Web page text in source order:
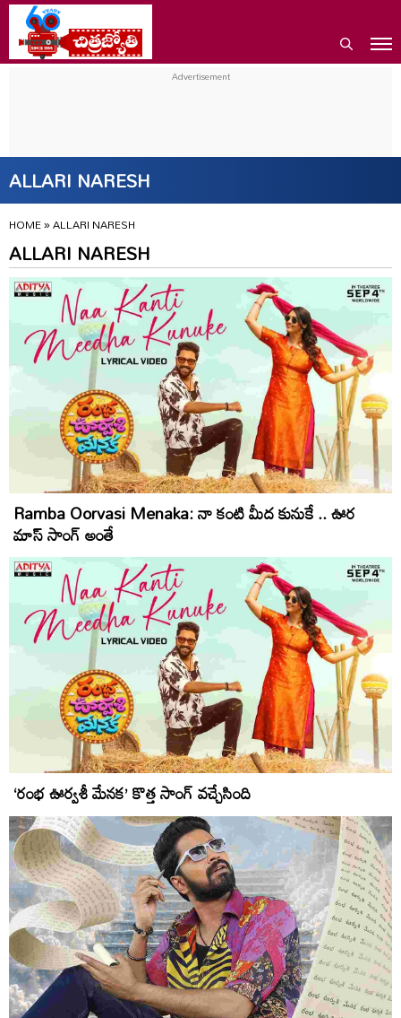
ALLARI NARESH
HOME»ALLARI NARESH
ALLARI NARESH
Ramba Oorvasi Menaka: నా కంటి మీద కునుకే .. ఊర
మాస్ సాంగ్ అంతే
‘రంభ ఊర్వశీ మేనక’ కొత్త సాంగ్ వచ్చేసింది